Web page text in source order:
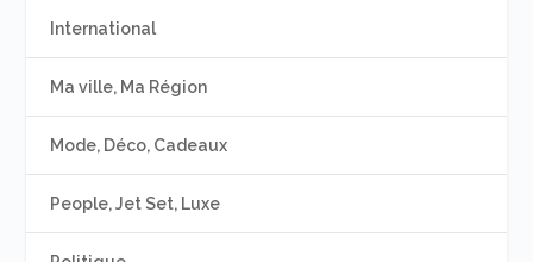
International
Ma ville, Ma Région
Mode, Déco, Cadeaux
People, Jet Set, Luxe